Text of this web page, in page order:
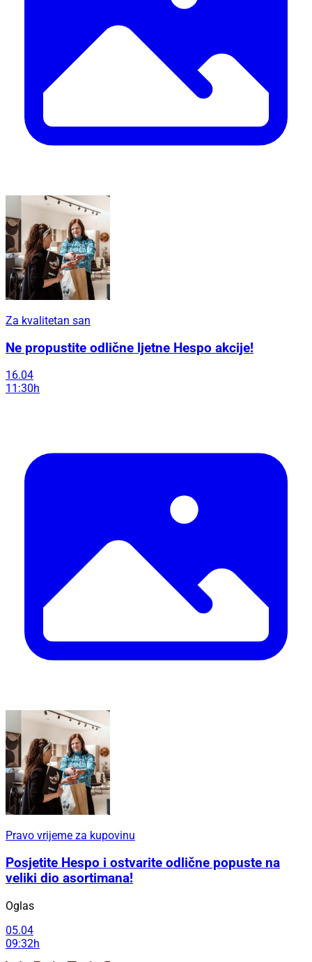
Za kvalitetan san
Ne propustite odlične ljetne Hespo akcije!
16.04
11:30h
Pravo vrijeme za kupovinu
Posjetite Hespo i ostvarite odlične popuste na
veliki dio asortimana!
Oglas
05.04
09:32h